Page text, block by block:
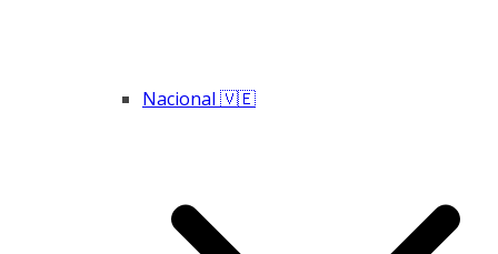
Nacional 🇻🇪